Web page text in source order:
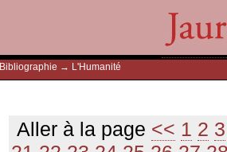
Bibliographie → L'Humanité
Aller à la page << 1 2 3